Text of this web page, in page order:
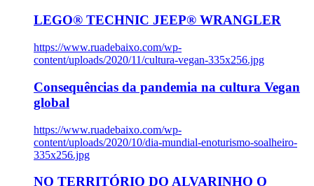
LEGO® TECHNIC JEEP® WRANGLER
https://www.ruadebaixo.com/wp-
content/uploads/2020/11/cultura-vegan-335x256.jpg
Consequências da pandemia na cultura Vegan
global
https://www.ruadebaixo.com/wp-
content/uploads/2020/10/dia-mundial-enoturismo-soalheiro-
335x256.jpg
NO TERRITÓRIO DO ALVARINHO O